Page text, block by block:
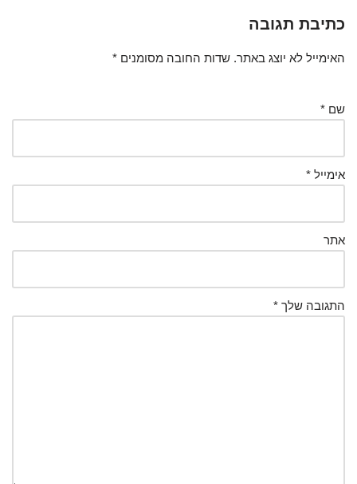
כתיבת תגובה
האימייל לא יוצג באתר. שדות החובה מסומנים *
שם *
אימייל *
אתר
התגובה שלך *